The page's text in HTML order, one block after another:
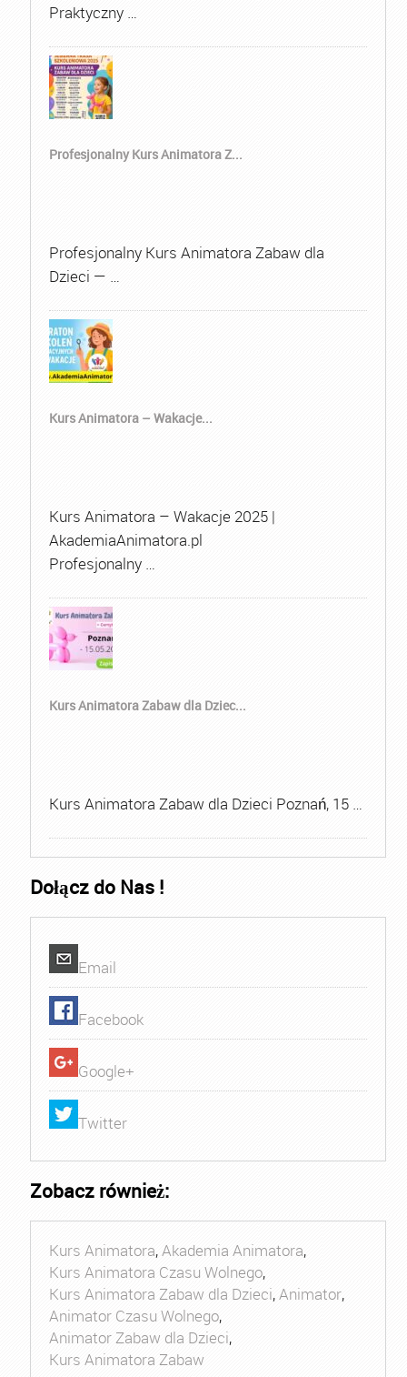
Praktyczny …
Profesjonalny Kurs Animatora Z...
Profesjonalny Kurs Animatora Zabaw dla
Dzieci — …
Kurs Animatora – Wakacje...
Kurs Animatora – Wakacje 2025 |
AkademiaAnimatora.pl
Profesjonalny …
Kurs Animatora Zabaw dla Dziec...
Kurs Animatora Zabaw dla Dzieci Poznań, 15 …
Dołącz do Nas !
Email
Facebook
Google+
Twitter
Zobacz również:
Kurs Animatora,Akademia Animatora,
Kurs Animatora Czasu Wolnego,
Kurs Animatora Zabaw dla Dzieci,Animator,
Animator Czasu Wolnego,
Animator Zabaw dla Dzieci,
Kurs Animatora Zabaw